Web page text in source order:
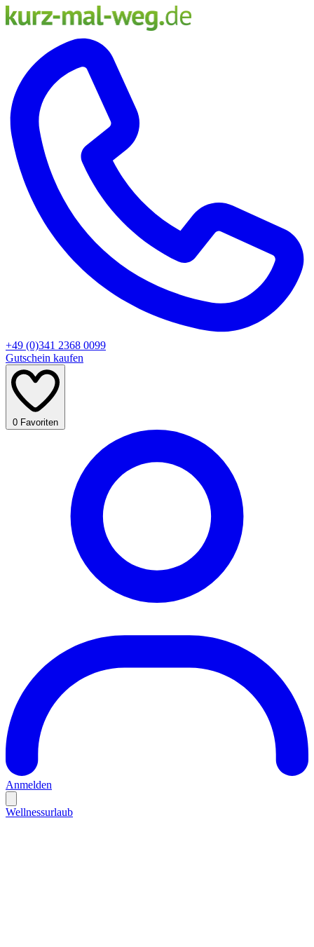
+49 (0)341 2368 0099
Gutschein kaufen
0 Favoriten
Anmelden
Wellnessurlaub